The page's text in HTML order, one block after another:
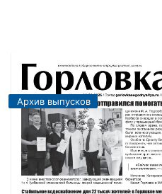
Архив выпусков